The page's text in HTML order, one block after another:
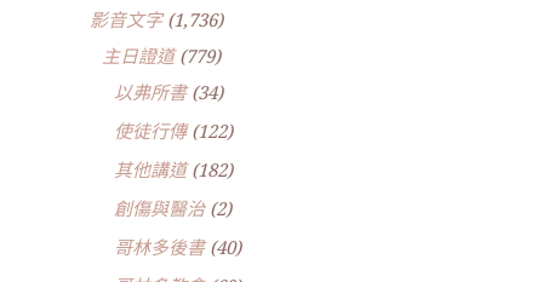
影音文字(1,736)
主日證道(779)
以弗所書(34)
使徒行傳(122)
其他講道(182)
創傷與醫治(2)
哥林多後書(40)